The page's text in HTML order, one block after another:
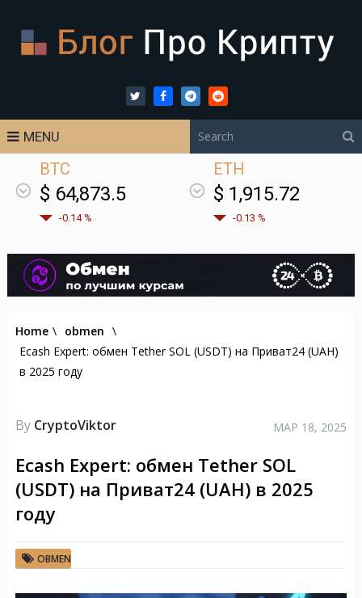
MENU
BTC
$ 64,873.5
-0.14 %
ETH
$ 1,915.72
-0.13 %
Home \ obmen \
Ecash Expert: обмен Tether SOL (USDT) на Приват24 (UAH)
в 2025 году
By CryptoViktor МАР 18, 2025
Ecash Expert: обмен Tether SOL
(USDT) на Приват24 (UAH) в 2025
году
OBMEN